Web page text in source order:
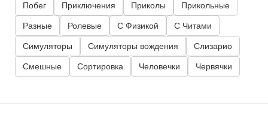
Побег Приключения Приколы Прикольные
Разные Ролевые С Физикой С Читами
Симуляторы Симуляторы вождения Слизарио
Смешные Сортировка Человечки Червячки